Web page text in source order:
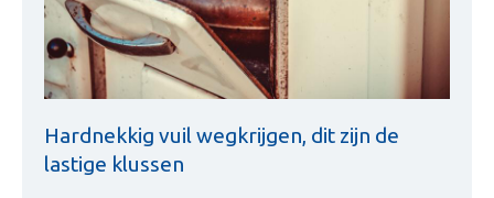
Hardnekkig vuil wegkrijgen, dit zijn de
lastige klussen